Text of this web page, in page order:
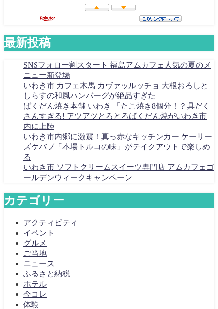
最新投稿
SNSフォロー割スタート 福島アムカフェ人気の夏のメ
ニュー新登場
いわき市 カフェ木馬 カヴァッルッチョ 大根おろしと
しらすの和風ハンバーグが絶品すぎた
ばくだん焼き本舗 いわき 「たこ焼き8個分！？具だく
さんすぎる! アツアツとろとろばくだん焼がいわき市
内に上陸
いわき市内郷に激震！真っ赤なキッチンカー ケーリー
ズケバブ「本場トルコの味」がテイクアウトで楽しめ
る
いわき市 ソフトクリームスイーツ専門店 アムカフェゴ
ールデンウィークキャンペーン
カテゴリー
アクティビティ
イベント
グルメ
ご当地
ニュース
ふるさと納税
ホテル
今コレ
体験